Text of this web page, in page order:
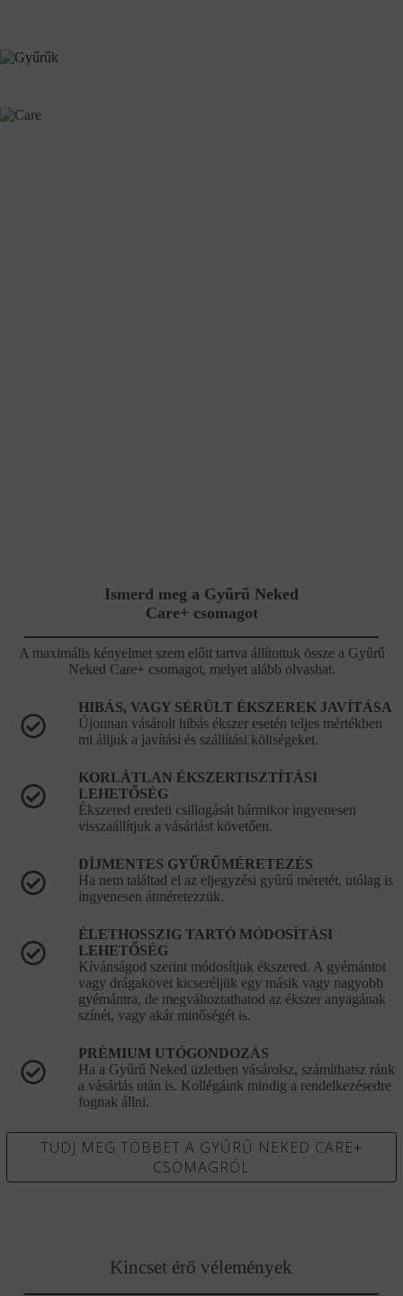
Ismerd meg a Gyűrű Neked
Care+ csomagot
A maximális kényelmet szem előtt tartva állítottuk össze a Gyűrű
Neked Care+ csomagot, melyet alább olvashat.
HIBÁS, VAGY SÉRÜLT ÉKSZEREK JAVÍTÁSA
Újonnan vásárolt hibás ékszer esetén teljes mértékben
mi álljuk a javítási és szállítási költségeket.
KORLÁTLAN ÉKSZERTISZTÍTÁSI
LEHETŐSÉG
Ékszered eredeti csillogását bármikor ingyenesen
visszaállítjuk a vásárlást követően.
DÍJMENTES GYŰRŰMÉRETEZÉS
Ha nem találtad el az eljegyzési gyűrű méretét, utólag is
ingyenesen átméretezzük.
ÉLETHOSSZIG TARTÓ MÓDOSÍTÁSI
LEHETŐSÉG
Kívánságod szerint módosítjuk ékszered. A gyémántot
vagy drágakövet kicseréljük egy másik vagy nagyobb
gyémántra, de megváltoztathatod az ékszer anyagának
színét, vagy akár minőségét is.
PRÉMIUM UTÓGONDOZÁS
Ha a Gyűrű Neked üzletben vásárolsz, számíthatsz ránk
a vásárlás után is. Kollégáink mindig a rendelkezésedre
fognak állni.
TUDJ MEG TÖBBET A GYŰRŰ NEKED CARE+
CSOMAGRÓL
Kincset érő vélemények